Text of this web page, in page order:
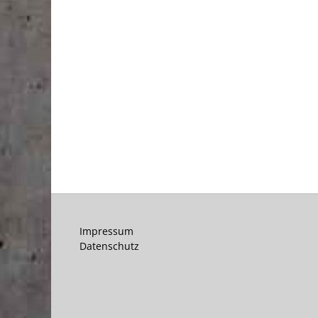
Impressum
Datenschutz